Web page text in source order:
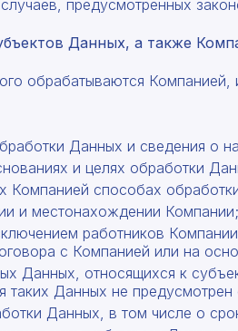
предусмотренных
Данных, а также
обрабатываются Компанией,
Данных и сведения о
и целях обработки
Компанией способах
и местонахождении Компании;
работников
с Компанией или на
Данных, относящихся к
таких Данных не
Данных, в том числе о
Даю